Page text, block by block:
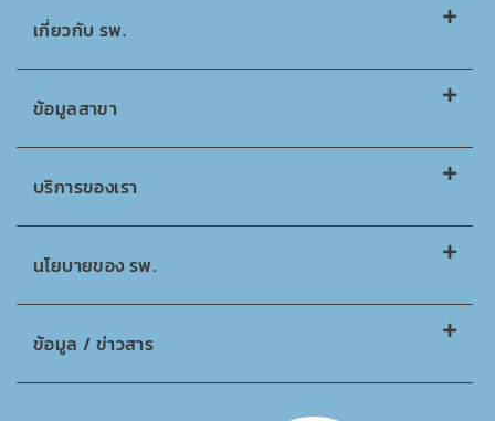
เกี่ยวกับ รพ.
ข้อมูลสาขา
บริการของเรา
นโยบายของ รพ.
ข้อมูล / ข่าวสาร